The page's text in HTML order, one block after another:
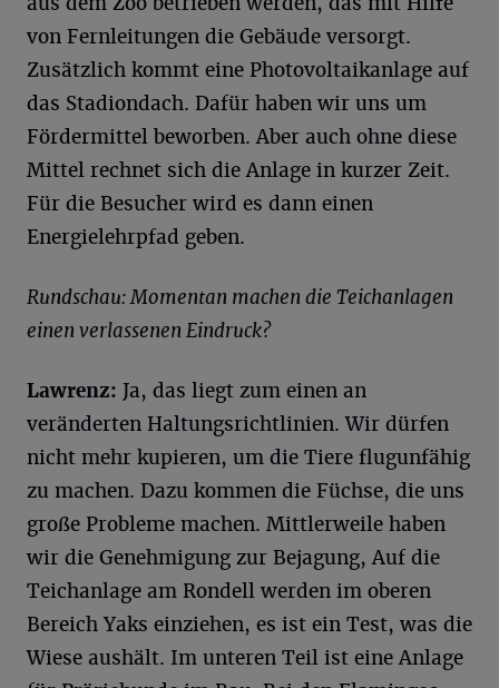
von Fernleitungen die Gebäude versorgt.
Zusätzlich kommt eine Photovoltaikanlage auf
das Stadiondach. Dafür haben wir uns um
Fördermittel beworben. Aber auch ohne diese
Mittel rechnet sich die Anlage in kurzer Zeit.
Für die Besucher wird es dann einen
Energielehrpfad geben.
Rundschau: Momentan machen die Teichanlagen
einen verlassenen Eindruck?
Lawrenz: Ja, das liegt zum einen an
veränderten Haltungsrichtlinien. Wir dürfen
nicht mehr kupieren, um die Tiere flugunfähig
zu machen. Dazu kommen die Füchse, die uns
große Probleme machen. Mittlerweile haben
wir die Genehmigung zur Bejagung, Auf die
Teichanlage am Rondell werden im oberen
Bereich Yaks einziehen, es ist ein Test, was die
Wiese aushält. Im unteren Teil ist eine Anlage